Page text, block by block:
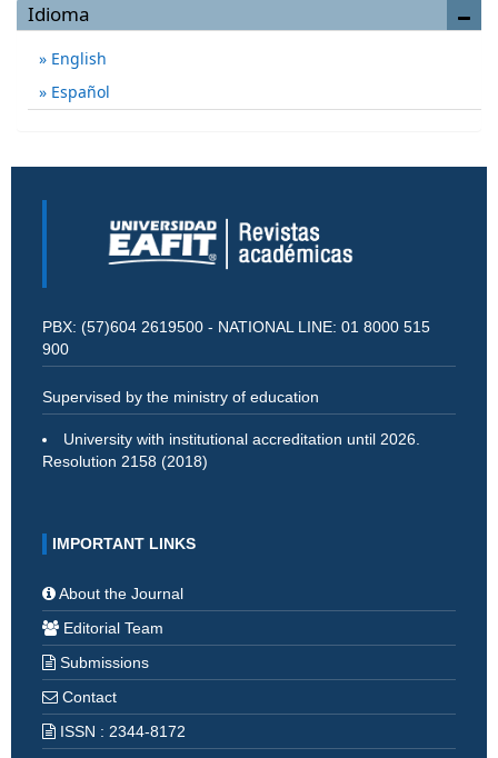
Idioma
English
Español
PBX: (57)604 2619500 - NATIONAL LINE: 01 8000 515
900
Supervised by the ministry of education
University with institutional accreditation until 2026.
Resolution 2158 (2018)
IMPORTANT LINKS
About the Journal
Editorial Team
Submissions
Contact
ISSN : 2344-8172